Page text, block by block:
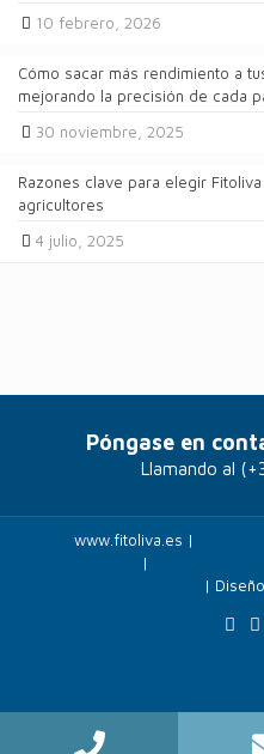
10 febrero, 2026
Cómo sacar más rendimiento a
mejorando la precisión de cada
30 noviembre, 2025
Razones clave para elegir
agricultores
4 julio, 2025
Póngase en
Llamando al
www.fitoliva.es |
|
|